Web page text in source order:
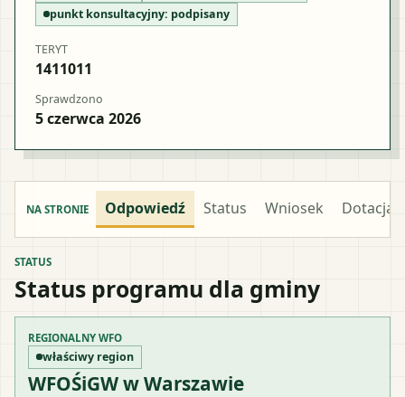
punkt konsultacyjny: podpisany
TERYT
1411011
Sprawdzono
5 czerwca 2026
NA STRONIE Odpowiedź Status Wniosek Dotacja
STATUS
Status programu dla gminy
REGIONALNY WFO
właściwy region
WFOŚiGW w Warszawie